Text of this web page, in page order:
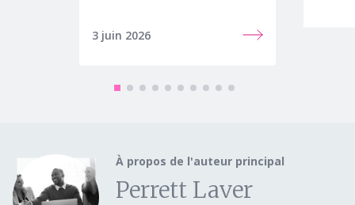
3 juin 2026
À propos de l'auteur principal
Perrett Laver